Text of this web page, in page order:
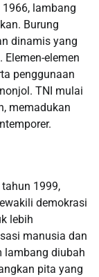
lambang
Burung
dinamis yang
elemen
penggunaan
TNI mulai
memadukan
1999,
demokrasi
lebih
manusia dan
lambang diubah
pita yang